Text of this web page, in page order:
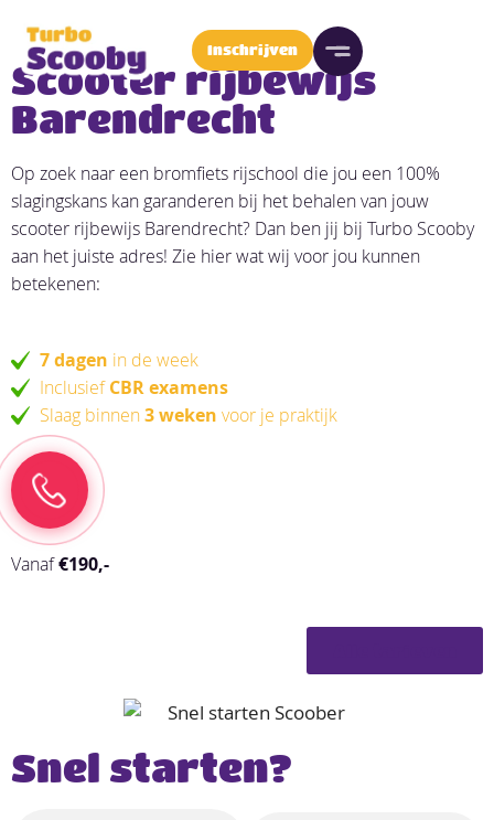
Inschrijven
Scooter rijbewijs
Barendrecht
Op zoek naar een bromfiets rijschool die jou een 100%
slagingskans kan garanderen bij het behalen van jouw
scooter rijbewijs Barendrecht? Dan ben jij bij Turbo Scooby
aan het juiste adres! Zie hier wat wij voor jou kunnen
betekenen:
7 dagen in de week
InclusiefCBR examens
Slaag binnen3 weken voor je praktijk
Vanaf€190,-
Snel starten?